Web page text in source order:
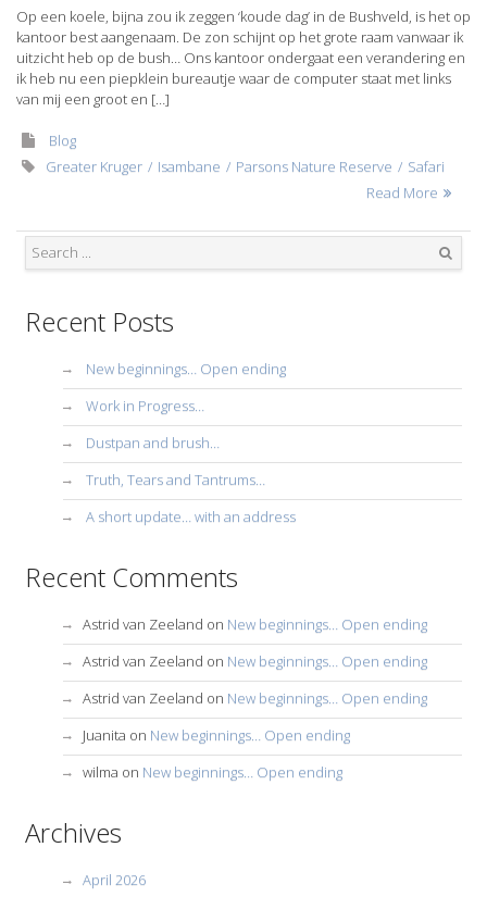
Op een koele, bijna zou ik zeggen ‘koude dag’ in de Bushveld, is het op
kantoor best aangenaam. De zon schijnt op het grote raam vanwaar ik
uitzicht heb op de bush… Ons kantoor ondergaat een verandering en
ik heb nu een piepklein bureautje waar de computer staat met links
van mij een groot en […]
Blog
Greater Kruger
Isambane Parsons Nature Reserve
Safari
Read More
Recent Posts
New beginnings… Open ending
Work in Progress…
Dustpan and brush…
Truth, Tears and Tantrums…
A short update… with an address
Recent Comments
Astrid van Zeeland on New beginnings… Open ending
Astrid van Zeeland on New beginnings… Open ending
Astrid van Zeeland on New beginnings… Open ending
Juanita on New beginnings… Open ending
wilma on New beginnings… Open ending
Archives
April 2026